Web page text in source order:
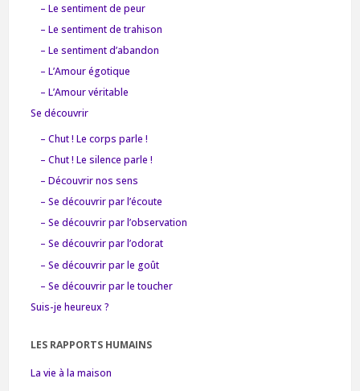
– Le sentiment de peur
– Le sentiment de trahison
– Le sentiment d’abandon
– L’Amour égotique
– L’Amour véritable
Se découvrir
– Chut ! Le corps parle !
– Chut ! Le silence parle !
– Découvrir nos sens
– Se découvrir par l’écoute
– Se découvrir par l’observation
– Se découvrir par l’odorat
– Se découvrir par le goût
– Se découvrir par le toucher
Suis-je heureux ?
LES RAPPORTS HUMAINS
La vie à la maison